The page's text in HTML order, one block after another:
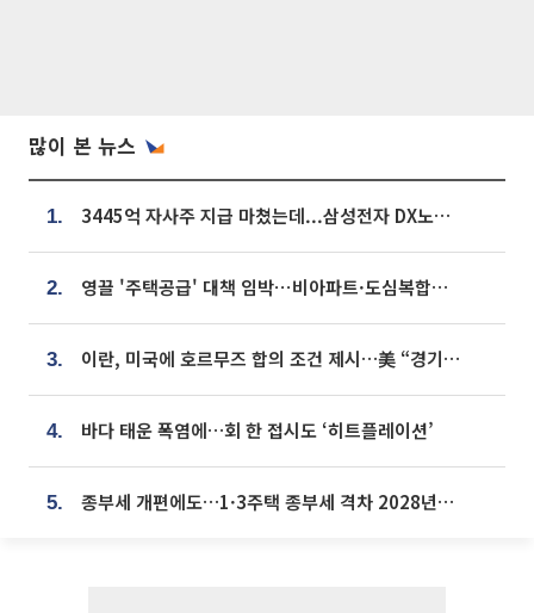
많이 본 뉴스
1. 3445억 자사주 지급 마쳤는데...삼성전자 DX노조, 뒤늦은 '떼쓰기 집회'
2. 영끌 '주택공급' 대책 임박⋯비아파트·도심복합까지 총동원
3. 이란, 미국에 호르무즈 합의 조건 제시…美 “경기 아직 안 끝나” [종합]
4. 바다 태운 폭염에…회 한 접시도 ‘히트플레이션’
5. 종부세 개편에도…1·3주택 종부세 격차 2028년부터 확대